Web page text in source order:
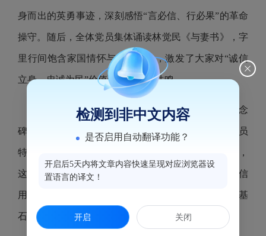
身而出的英勇事迹，深刻感悟“言必信、行必果”的革命
操守。随后，全体党员集体诵读林觉民《与妻书》，字
里行间饱含家国情怀与信义担当，激发了大家对“诚信
立身、忠诚为民”价值理念的强烈共鸣。
在“二三”革命纪念园，党员们肃立瞻仰烈士纪念
碑，追思英烈坚守信仰、一诺千金的崇高精神。讲解员
特别强调：“革命先烈用生命兑现对党和人民的承诺，
这正是最深刻的‘信用’实践。”这一席话让党员们对“信
用”二字有了更厚重的理解——它不仅是市场经济的基
石，更是共产党人政治品格的重要体现。
检测到非中文内容
是否启用自动翻译功能？
开启后5天内将文章内容快速呈现对应浏览器设
置语言的译文！
开启 关闭